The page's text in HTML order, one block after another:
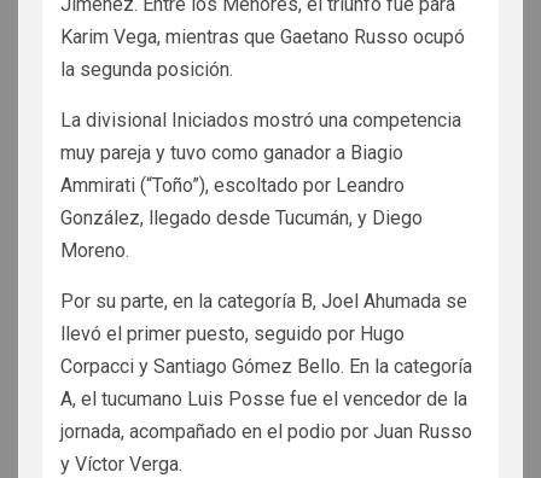
Karim Vega, mientras que Gaetano Russo ocupó
la segunda posición.
La divisional Iniciados mostró una competencia
muy pareja y tuvo como ganador a Biagio
Ammirati (“Toño”), escoltado por Leandro
González, llegado desde Tucumán, y Diego
Moreno.
Por su parte, en la categoría B, Joel Ahumada se
llevó el primer puesto, seguido por Hugo
Corpacci y Santiago Gómez Bello. En la categoría
A, el tucumano Luis Posse fue el vencedor de la
jornada, acompañado en el podio por Juan Russo
y Víctor Verga.